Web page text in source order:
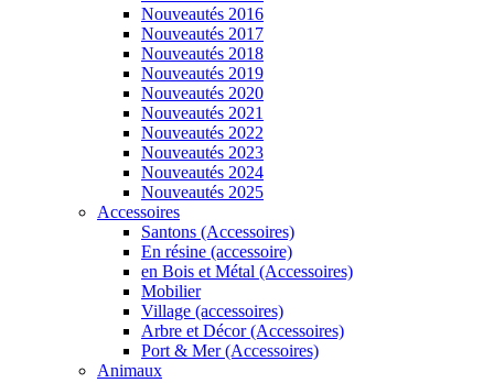
Nouveautés 2016
Nouveautés 2017
Nouveautés 2018
Nouveautés 2019
Nouveautés 2020
Nouveautés 2021
Nouveautés 2022
Nouveautés 2023
Nouveautés 2024
Nouveautés 2025
Accessoires
Santons (Accessoires)
En résine (accessoire)
en Bois et Métal (Accessoires)
Mobilier
Village (accessoires)
Arbre et Décor (Accessoires)
Port & Mer (Accessoires)
Animaux